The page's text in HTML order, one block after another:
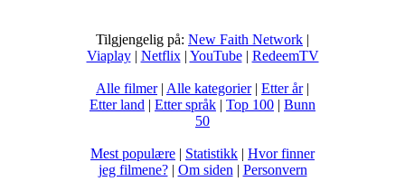
Tilgjengelig på: New Faith Network |
Viaplay| Netflix| YouTube| RedeemTV
Alle filmer| Alle kategorier| Etter år|
Etter land | Etter språk | Top 100 | Bunn
50
Mest populære | Statistikk | Hvor finner
jeg filmene?| Om siden | Personvern